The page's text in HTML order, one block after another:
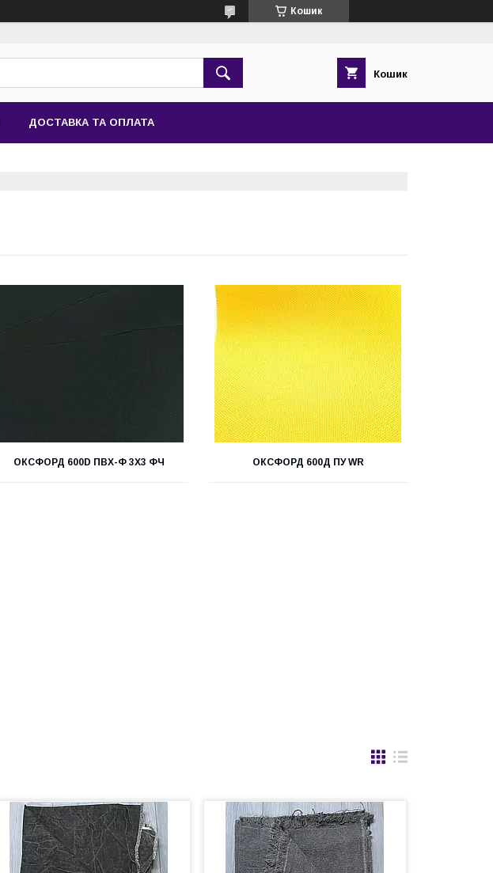
Кошик
Кошик
ДОСТАВКА ТА ОПЛАТА
ОКСФОРД 600D ПВХ-Ф 3X3 ФЧ ОКСФОРД 600Д ПУ WR